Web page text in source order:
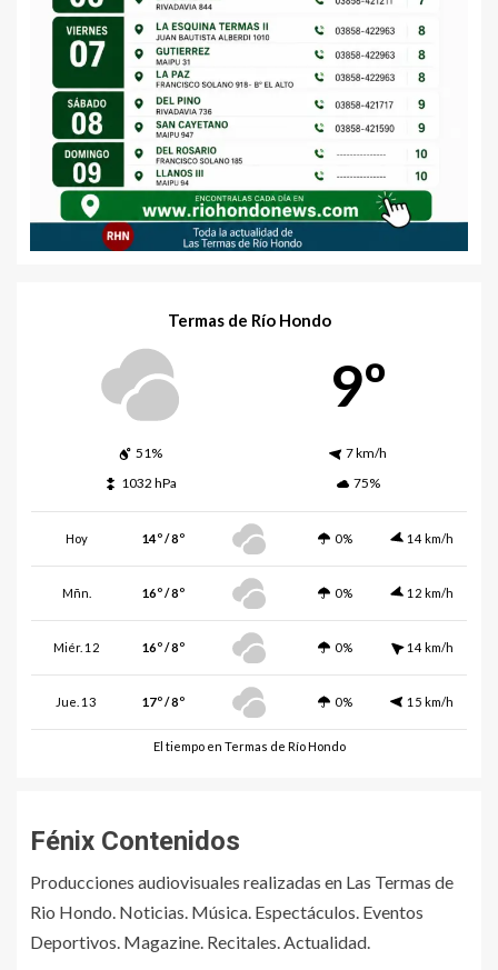
Termas de Río Hondo
9º
51%
7 km/h
1032 hPa
75%
Hoy 14º / 8º 0% 14 km/h
Mñn. 16º / 8º 0% 12 km/h
Miér. 12 16º / 8º 0% 14 km/h
Jue. 13 17º / 8º 0% 15 km/h
El tiempo en Termas de Río Hondo
Fénix Contenidos
Producciones audiovisuales realizadas en Las Termas de
Rio Hondo. Noticias. Música. Espectáculos. Eventos
Deportivos. Magazine. Recitales. Actualidad.